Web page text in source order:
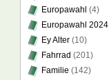
Europawahl (4)
Europawahl 2024
Ey Alter (10)
Fahrrad (201)
Familie (142)